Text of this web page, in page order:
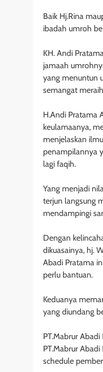
Baik Hj.Rina
ibadah umroh
KH. Andi
jamaah
yang menuntun
semangat
H.Andi Pratama
keulamaanya,
menjelaskan
penampilannya
lagi faqih.
Yang menjadi
terjun langsung
mendampingi
Dengan
dikuasainya, hj.
Abadi Pratama
perlu bantuan.
Keduanya
yang diundang
PT.Mabrur
PT.Mabrur
schedule